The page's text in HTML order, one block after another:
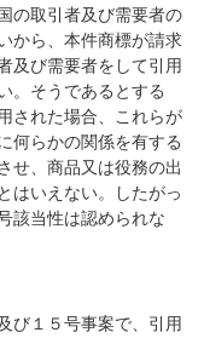
の取引者及び需要者の
から、本件商標が請求
及び需要者をして引用
。そうであるとする
された場合、これらが
何らかの関係を有する
せ、商品又は役務の出
はいえない。したがっ
該当性は認められな
び１５号事案で、引用